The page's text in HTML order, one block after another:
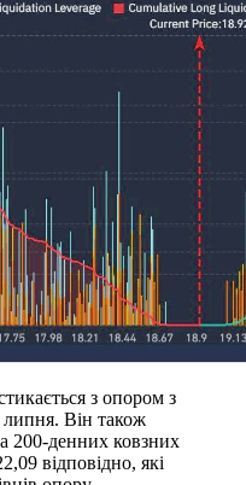
з опором з
липня. Він також
200-денних ковзних
відповідно, які